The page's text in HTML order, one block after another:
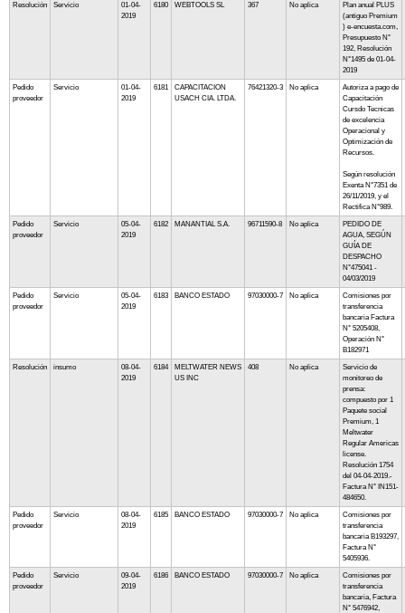
Resolución Servicio
01-04-
2019
6180 WEBTOOLS SL 367 No aplica
Plan anual PLUS
(antiguo Premium
) e-encuesta.com,
Presupuesto N°
192, Resolución
N°1495 de 01-04-
2019
Pedido
proveedor
Servicio
01-04-
2019
6181
CAPACITACION
USACH CIA. LTDA.
76421320-3 No aplica
Autoriza a pago de
Capacitación
Cursdo Tecnicas
de excelencia
Operacional y
Optimización de
Recursos.
Según resolución
Exenta N°7351 de
26/11/2019, y el
Rectifica N°989.
Pedido
proveedor
Servicio
05-04-
2019
6182 MANANTIAL S.A. 96711590-8 No aplica
PEDIDO DE
AGUA, SEGÚN
GUÍA DE
DESPACHO
N°475041 -
04/03/2019
Pedido
proveedor
Servicio
05-04-
2019
6183 BANCO ESTADO 97030000-7 No aplica
Comisiones por
transferencia
bancaria Factura
N° 5205408,
Operación N°
B182971
Resolución insumo
08-04-
2019
6184
MELTWATER NEWS
US INC
408 No aplica
Servicio de
monitoreo de
prensa:
compuesto por 1
Paquete social
Premium, 1
Meltwater
Regular Americas
license.
Resolución 1754
del 04-04-2019.-
Factura N° IN151-
484650.
Pedido
proveedor
Servicio
08-04-
2019
6185 BANCO ESTADO 97030000-7 No aplica
Comisiones por
transferencia
bancaria B193297,
Factura N°
5405936.
Pedido
proveedor
Servicio
09-04-
2019
6186 BANCO ESTADO 97030000-7 No aplica
Comisiones por
transferencia
bancaria, Factura
N° 5476942,